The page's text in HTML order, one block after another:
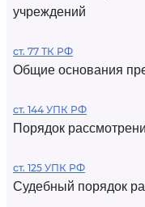
учреждений
ст. 77 ТК РФ
Общие основания
ст. 144 УПК РФ
Порядок
ст. 125 УПК РФ
Судебный порядок